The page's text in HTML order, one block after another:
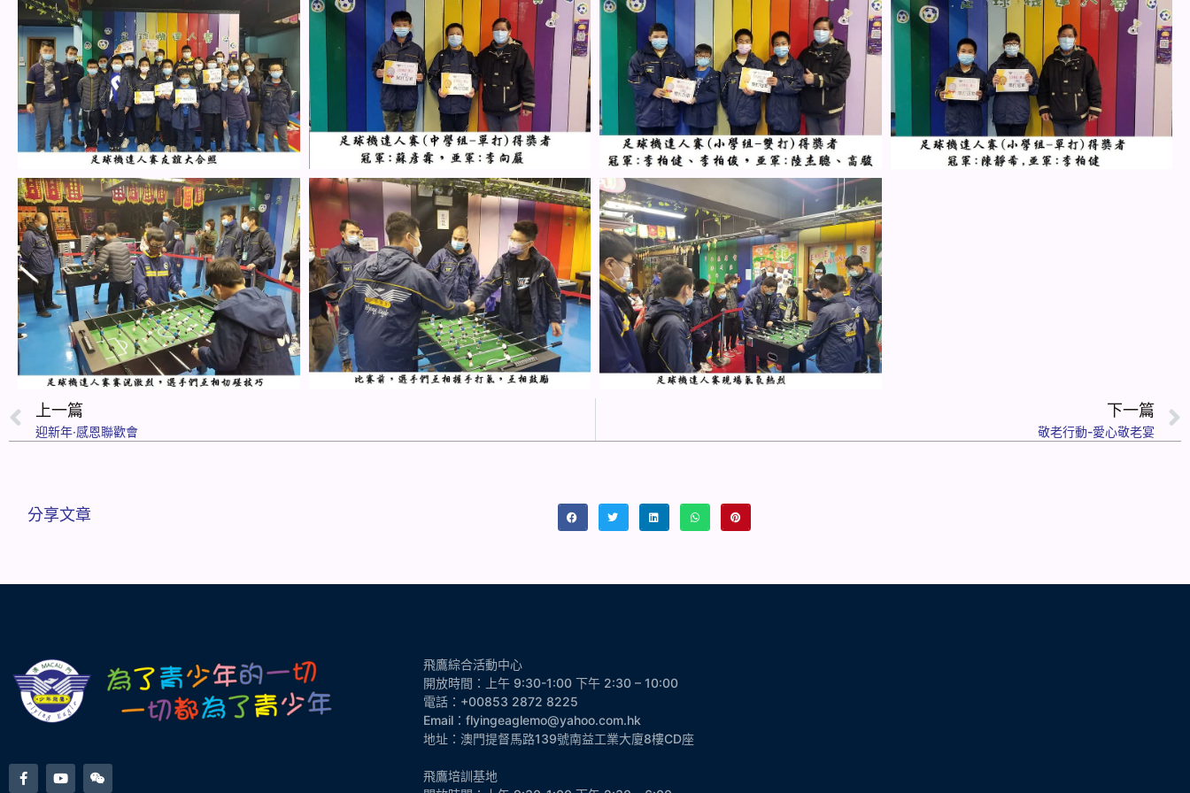
上一篇
迎新年‧感恩聯歡會
下一篇
敬老行動-愛心敬老宴
分享文章
飛鷹綜合活動中心
開放時間：上午 9:30-1:00 下午 2:30 – 10:00
電話：+00853 2872 8225
Email：flyingeaglemo@yahoo.com.hk
地址：澳門提督馬路139號南益工業大廈8樓CD座
飛鷹培訓基地